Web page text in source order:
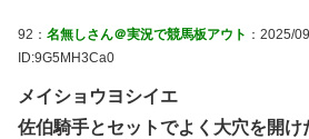
92： 名無しさん＠実況で競馬板アウト ：2025/
ID:9G5MH3Ca0
メイショウヨシイエ
佐伯騎手とセットでよく大穴を開け